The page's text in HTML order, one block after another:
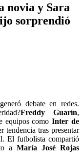
novia y Sara
sorprendió
debate en redes.
Freddy Guarín,
equipos comoInter de
tendencia tras presentar
El futbolista compartió
a María José Rojas